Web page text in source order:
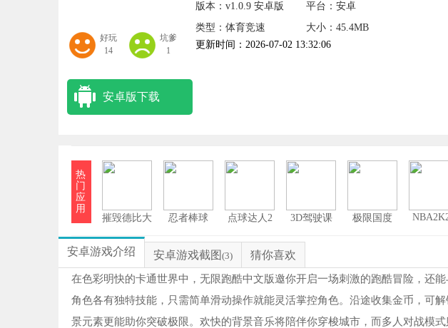
好玩
14
坑爹
1
版本：v1.0.9 安卓版
平台： 安卓
类型：体育竞速
大小：45.4MB
更新时间：2026-07-02 13:32:06
安卓版下载
热
门
应
用
摧毁德比大
忍者棒球 点球达人2 3D驾驶课 极限国度
安卓游戏介绍 安卓游戏截图 (3) 猜你喜欢
在色彩明快的卡通世界中，无限跑酷中文版邀你开启一场刺激的跑酷冒险，还
角色各有独特技能，只需简单滑动操作就能灵活掌控角色。沿途收集金币，可
景元素更能助你突破极限。欢快的背景音乐将陪伴你穿梭城市，而多人对战模式